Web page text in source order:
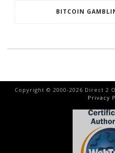
BITCOIN
Copyright © 2000-2026 Direct 2
Privacy